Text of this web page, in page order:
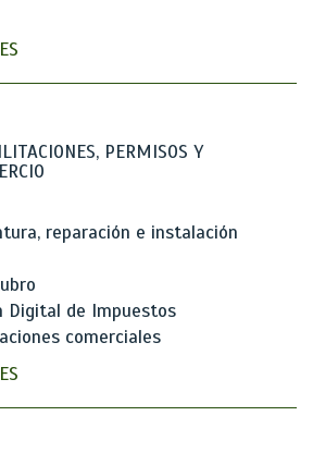
PERMISOS Y
reparación e instalación
Digital de Impuestos
comerciales